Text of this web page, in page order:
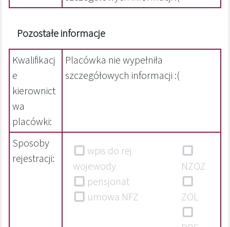
Pozostałe informacje
Kwalifikacj
e
kierownict
wa
placówki:
Placówka nie wypełniła
szczegółowych informacji :(
Sposoby
rejestracji:
wpis do rej
wojewody
pensjonat
umowa NFZ
NZOZ
ZOL